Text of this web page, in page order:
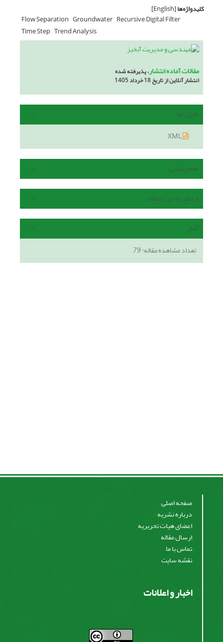
کلیدواژه‌ها[English]
Flow Separation Groundwater Recursive Digital Filter
Time Step Trend Analysis
مقالات آماده انتشار، پذیرفته شده
انتشار آنلاین از تاریخ 18 خرداد 1405
فایل ها
هم رسانی
ارجاع به این مقاله
آمار
تعداد مشاهده مقاله:79
صفحه اصلی
درباره نشریه
اعضای هیات تحریریه
ارسال مقاله
تماس با ما
نقشه سایت
اخبار و اعلانات